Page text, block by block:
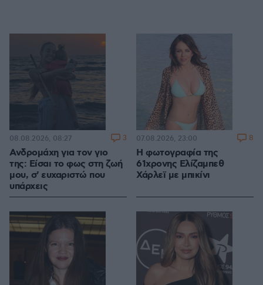
Ανδρομάχη για τον γιο
της: Είσαι το φως στη ζωή
μου, σ' ευχαριστώ που
υπάρχεις
08.08.2026, 08:27 3
Η φωτογραφία της
61χρονης Ελίζαμπεθ
Χάρλεϊ με μπικίνι
07.08.2026, 23:00 8